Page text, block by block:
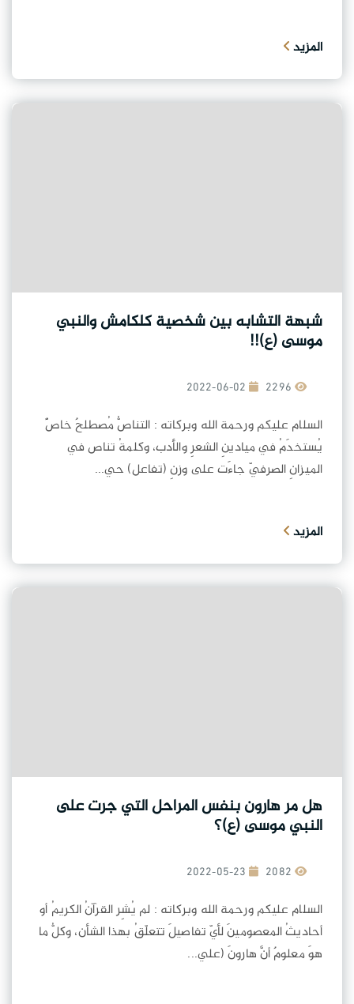
المزيد
شبهة التشابه بين شخصية كلكامش والنبي
موسى (ع)!!
2022-06-02
السلام عليكم ورحمة الله وبركاته : التناصُّ مُصطلحٌ خاصٌّ
يُستخدَمُ في ميادينِ الشعرِ والأدب، وكلمةُ تناص في
الميزانِ الصرفيّ جاءَت على وزنِ (تفاعل) حي...
المزيد
هل مر هارون بنفس المراحل التي جرت على
النبي موسى (ع)؟
2022-05-23
السلام عليكم ورحمة الله وبركاته : لم يُشِر القرآنُ الكريمُ أو
أحاديثُ المعصومينَ لأيّ تفاصيلَ تتعلّقُ بهذا الشأن، وكلُّ ما
هوَ معلومٌ أنَّ هارونَ (علي...